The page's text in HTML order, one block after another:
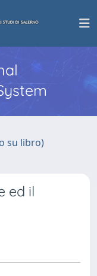
su libro)
ed il